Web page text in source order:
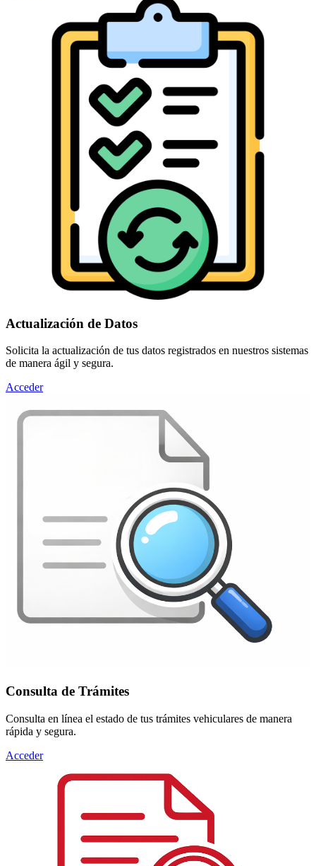
Actualización de Datos
Solicita la actualización de tus datos registrados en nuestros sistemas
de manera ágil y segura.
Acceder
Consulta de Trámites
Consulta en línea el estado de tus trámites vehiculares de manera
rápida y segura.
Acceder